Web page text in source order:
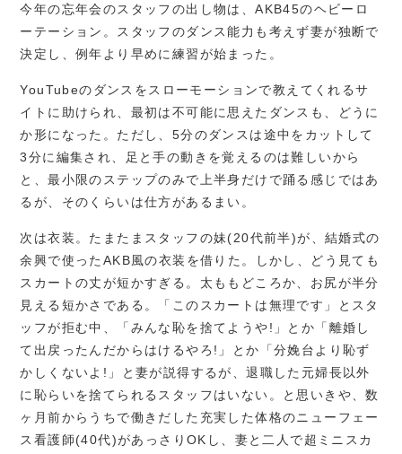
今年の忘年会のスタッフの出し物は、AKB45のヘビーロ
ーテーション。スタッフのダンス能力も考えず妻が独断で
決定し、例年より早めに練習が始まった。
YouTubeのダンスをスローモーションで教えてくれるサ
イトに助けられ、最初は不可能に思えたダンスも、どうに
か形になった。ただし、5分のダンスは途中をカットして
3分に編集され、足と手の動きを覚えるのは難しいから
と、最小限のステップのみで上半身だけで踊る感じではあ
るが、そのくらいは仕方があるまい。
次は衣装。たまたまスタッフの妹(20代前半)が、結婚式の
余興で使ったAKB風の衣装を借りた。しかし、どう見ても
スカートの丈が短かすぎる。太ももどころか、お尻が半分
見える短かさである。「このスカートは無理です」とスタ
ッフが拒む中、「みんな恥を捨てようや!」とか「離婚し
て出戻ったんだからはけるやろ!」とか「分娩台より恥ず
かしくないよ!」と妻が説得するが、退職した元婦長以外
に恥らいを捨てられるスタッフはいない。と思いきや、数
ヶ月前からうちで働きだした充実した体格のニューフェー
ス看護師(40代)があっさりOKし、妻と二人で超ミニスカ